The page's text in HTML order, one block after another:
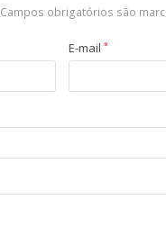
Campos obrigatórios são
E-mail *